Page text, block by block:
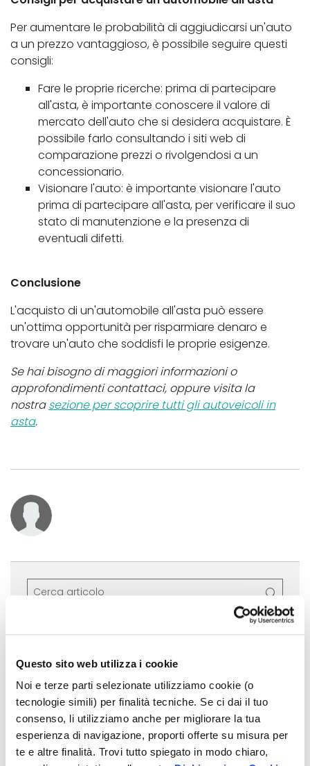
Questo sito web utilizza i cookie
Noi e terze parti selezionate utilizziamo cookie (o
tecnologie simili) per finalità tecniche. Se ci dai il tuo
consenso, li utilizziamo anche per migliorare la tua
esperienza di navigazione, proporti offerte su misura per
te e altre finalità. Trovi tutto spiegato in modo chiaro,
Per aumentare le probabilità di aggiudicarsi un'auto
a un prezzo vantaggioso, è possibile seguire questi
consigli:
Fare le proprie ricerche: prima di partecipare
all'asta, è importante conoscere il valore di
mercato dell'auto che si desidera acquistare. È
possibile farlo consultando i siti web di
comparazione prezzi o rivolgendosi a un
concessionario.
Visionare l'auto: è importante visionare l'auto
prima di partecipare all'asta, per verificare il suo
stato di manutenzione e la presenza di
eventuali difetti.
Conclusione
L'acquisto di un'automobile all'asta può essere
un'ottima opportunità per risparmiare denaro e
trovare un'auto che soddisfi le proprie esigenze.
Se hai bisogno di maggiori informazioni o
approfondimenti contattaci, oppure visita la
nostra sezione per scoprire tutti gli autoveicoli in
asta.
Ultimi articoli Aste33
GIUGNO 2026
Cortina d'Ampezzo, un opificio
aggiudicato a €780.000: cosa
significa gestire bene una
vendita complessa